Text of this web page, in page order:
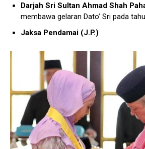
Darjah Sri Sultan Ahmad Shah
membawa gelaran Dato’ Sri pada
Jaksa Pendamai (J.P.)